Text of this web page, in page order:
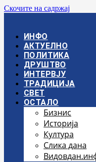
Скочите на садржај
ИНФО
АКТУЕЛНО
ПОЛИТИКА
ДРУШТВО
ИНТЕРВЈУ
ТРАДИЦИЈА
СВЕТ
ОСТАЛО
Бизнис
Историја
Култура
Слика дана